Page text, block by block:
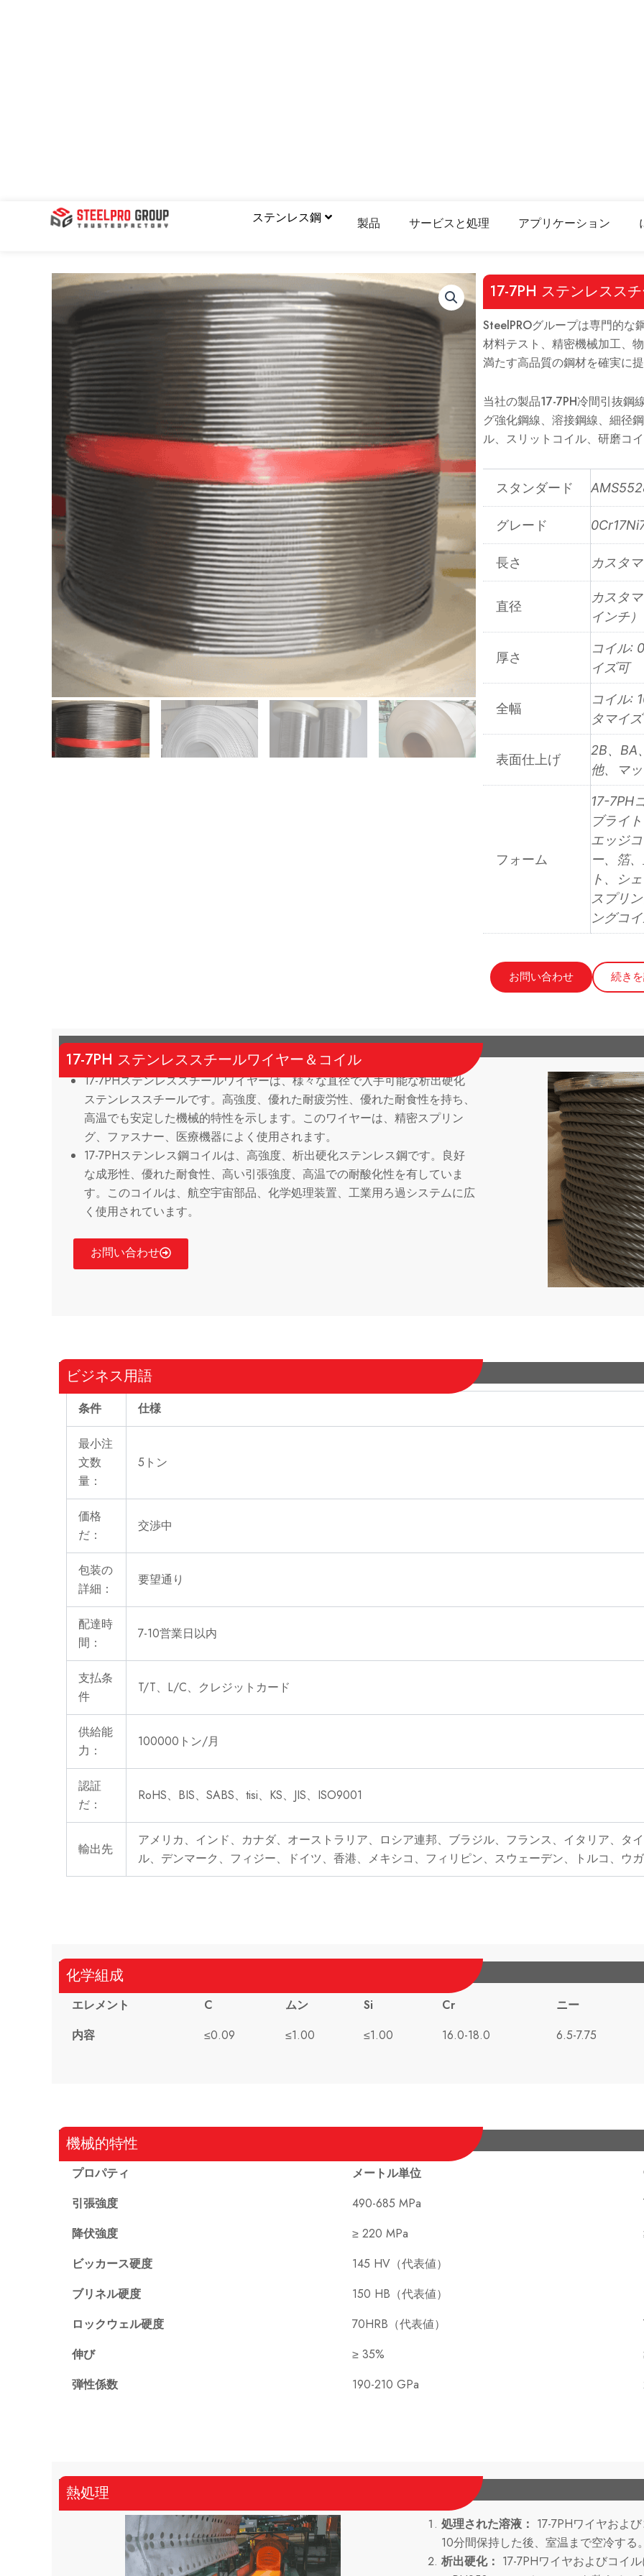
ステンレス鋼 製品 サービスと処理 アプリケーション
17-7PH ステンレスス
SteelPROグループは専門的な
材料テスト、精密機械加工、
満たす高品質の鋼材を確実に
当社の製品17-7PH冷間引抜鋼
グ強化鋼線、溶接鋼線、細径
ル、スリットコイル、研磨コ
スタンダード
グレード
長さ カスタ
直径
カスタ
インチ）
厚さ
コイル:
イズ可
全幅
コイル:
タマイズ
表面仕上げ
2B、BA
他、マ
フォーム
17-7PH
ブライ
エッジ
ー、箔
ト、シ
スプリ
ングコ
お問い合わせ 続き
17-7PH ステンレススチールワイヤー＆コイル
17-7PHステンレススチールワイヤーは、様々な直径で入手可能な析出硬化
ステンレススチールです。高強度、優れた耐疲労性、優れた耐食性を持ち、
高温でも安定した機械的特性を示します。このワイヤーは、精密スプリン
グ、ファスナー、医療機器によく使用されます。
17-7PHステンレス鋼コイルは、高強度、析出硬化ステンレス鋼です。良好
な成形性、優れた耐食性、高い引張強度、高温での耐酸化性を有していま
す。このコイルは、航空宇宙部品、化学処理装置、工業用ろ過システムに広
く使用されています。
お問い合わせ
ビジネス用語
条件 仕様
最小注
文数
量：
5トン
価格
だ：
交渉中
包装の
詳細：
要望通り
配達時
間：
7-10営業日以内
支払条
件
T/T、L/C、クレジットカード
供給能
力：
100000トン/月
認証
だ：
RoHS、BIS、SABS、tisi、KS、JIS、ISO9001
輸出先
アメリカ、インド、カナダ、オーストラリア、ロシア連邦、ブラジル、フランス、イタリア、タ
ル、デンマーク、フィジー、ドイツ、香港、メキシコ、フィリピン、スウェーデン、トルコ、ウ
化学組成
エレメント C ムン Si Cr
ニー
内容
≤0.09 ≤1.00 ≤1.00 16.0-18.0 6.5-7.75
機械的特性
プロパティ メートル単位
引張強度
490-685 MPa
降伏強度
≥ 220 MPa
ビッカース硬度
145 HV（代表値）
ブリネル硬度
150 HB（代表値）
ロックウェル硬度
70HRB（代表値）
伸び
≥ 35%
弾性係数
190-210 GPa
熱処理
処理された溶液： 17-7PHワイヤおよ
10分間保持した後、室温まで空冷する
析出硬化： 17-7PHワイヤおよびコイ